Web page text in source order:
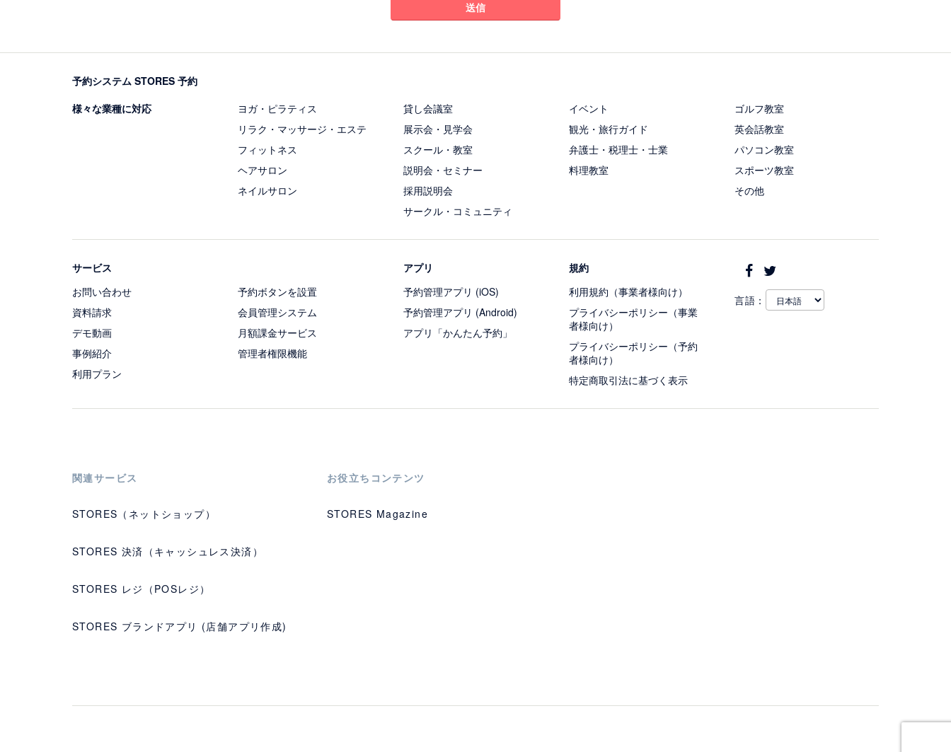
予約システム STORES 予約
様々な業種に対応
ヨガ・ピラティス
リラク・マッサージ・エステ
フィットネス
ヘアサロン
ネイルサロン
貸し会議室
展示会・見学会
スクール・教室
説明会・セミナー
採用説明会
サークル・コミュニティ
イベント
観光・旅行ガイド
弁護士・税理士・士業
料理教室
ゴルフ教室
英会話教室
パソコン教室
スポーツ教室
その他
サービス
お問い合わせ
資料請求
デモ動画
事例紹介
利用プラン
予約ボタンを設置
会員管理システム
月額課金サービス
管理者権限機能
アプリ
予約管理アプリ (iOS)
予約管理アプリ (Android)
アプリ「かんたん予約」
規約
利用規約（事業者様向け）
プライバシーポリシー（事業
者様向け）
プライバシーポリシー（予約
者様向け）
特定商取引法に基づく表示
言語：
関連サービス
STORES（ネットショップ）
STORES 決済（キャッシュレス決済）
STORES レジ（POSレジ）
STORES ブランドアプリ (店舗アプリ作成)
お役立ちコンテンツ
STORES Magazine